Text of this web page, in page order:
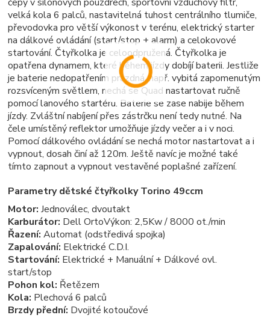
velká kola 6 palců, nastavitelná tuhost centrálního tlumiče,
převodovka pro větší výkonost v terénu, elektrický starter
na dálkové ovládání (start/stop + alarm) a celokovové
startování. Čtyřkolka je celoodpružená. Čtyřkolka je
opatřena dynamem, které během jízdy dobíjí baterii. Jestliže
je baterie nedopatřením prázdná, např. vybitá zapomenutým
rozsvíceným světlem, nechá se Quad nastartovat ručně
pomocí lanového startéru. Baterie se zase nabije během
jízdy. Zvláštní nabíjení přes zástrčku není tedy nutné. Na
čele umístěný reflektor umožňuje jízdy večer a i v noci.
Pomocí dálkového ovládání se nechá motor nastartovat a i
vypnout, dosah činí až 120m. Ještě navíc je možné také
tímto zapnout a vypnout vestavěné poplašné zařízení.
Parametry dětské čtyřkolky Torino 49ccm
Motor: Jednoválec, dvoutakt
Karburátor: Dell OrtoVýkon: 2,5Kw / 8000 ot./min
Řazení: Automat (odstředivá spojka)
Zapalování: Elektrické C.D.I.
Startování: Elektrické + Manuální + Dálkové ovl.
start/stop
Pohon kol: Řetězem
Kola: Plechová 6 palců
Brzdy přední: Dvojité kotoučové